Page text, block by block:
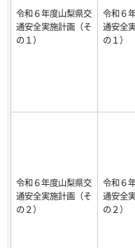
令和６年度山梨県交
通安全実施計画（そ
の１）
令和６
通安全
の１）
令和６年度山梨県交
通安全実施計画（そ
の２）
令和６
通安全
の２）